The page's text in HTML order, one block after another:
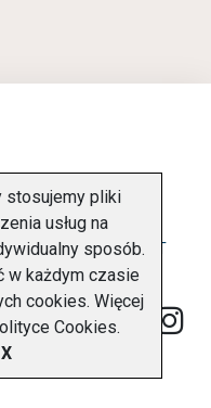
O FIRMIE KONTAKT
Navigator
stosujemy pliki
usług na
sposób.
w każdym czasie
cookies. Więcej
Cookies.